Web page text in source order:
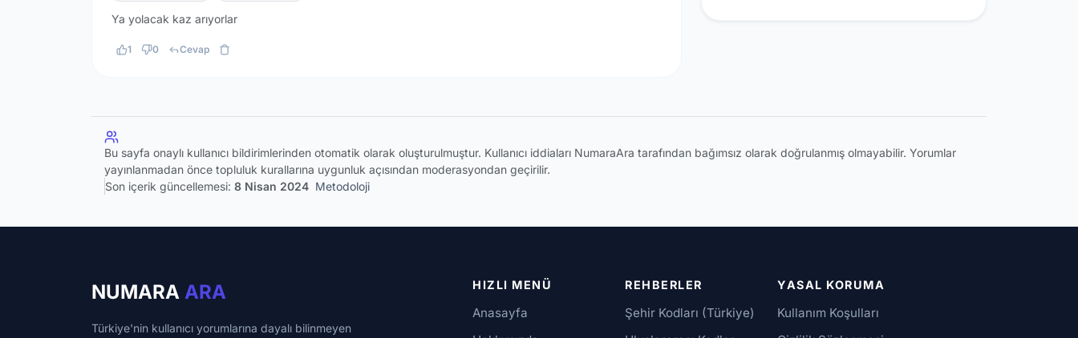
Ya yolacak kaz arıyorlar
1 0 Cevap
Bu sayfa onaylı kullanıcı bildirimlerinden otomatik olarak oluşturulmuştur. Kullanıcı iddiaları NumaraAra tarafından bağımsız olarak doğrulanmış olmayabilir. Yorumlar
yayınlanmadan önce topluluk kurallarına uygunluk açısından moderasyondan geçirilir.
Son içerik güncellemesi: 8 Nisan 2024 Metodoloji
NUMARA ARA
Türkiye'nin kullanıcı yorumlarına dayalı bilinmeyen
HIZLI MENÜ
Anasayfa
REHBERLER
Şehir Kodları (Türkiye)
YASAL KORUMA
Kullanım Koşulları